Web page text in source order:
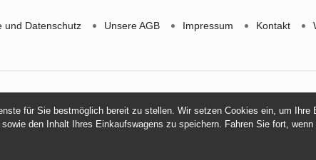
für Sie bestmöglich bereit zu stellen. Wir setzen Cookies ein, um Ihre
den Inhalt Ihres Einkaufswagens zu speichern. Fahren Sie fort,
und Datenschutz Unsere AGB Impressum Kontakt
© 2026 - Kaffeerösterei Daklak Coffee